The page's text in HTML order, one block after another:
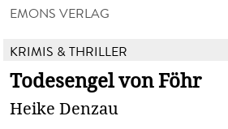
EMONS VERLAG
KRIMIS & THRILLER
Todesengel von Föhr
Heike Denzau